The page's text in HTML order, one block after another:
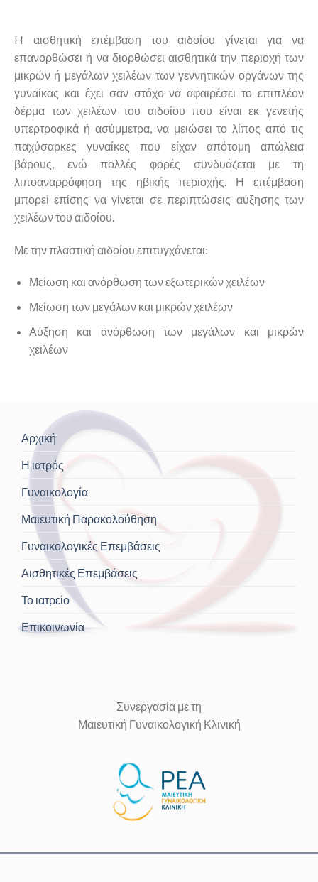
H αισθητική επέμβαση του αιδοίου γίνεται για να
επανορθώσει ή να διορθώσει αισθητικά την περιοχή των
μικρών ή μεγάλων χειλέων των γεννητικών οργάνων της
γυναίκας και έχει σαν στόχο να αφαιρέσει το επιπλέον
δέρμα των χειλέων του αιδοίου που είναι εκ γενετής
υπερτροφικά ή ασύμμετρα, να μειώσει το λίπος από τις
παχύσαρκες γυναίκες που είχαν απότομη απώλεια
βάρους, ενώ πολλές φορές συνδυάζεται με τη
λιποαναρρόφηση της ηβικής περιοχής. Η επέμβαση
μπορεί επίσης να γίνεται σε περιπτώσεις αύξησης των
χειλέων του αιδοίου.
Με την πλαστική αιδοίου επιτυγχάνεται:
Μείωση και ανόρθωση των εξωτερικών χειλέων
Μείωση των μεγάλων και μικρών χειλέων
Αύξηση και ανόρθωση των μεγάλων και μικρών
χειλέων
Αρχική
Η ιατρός
Γυναικολογία
Μαιευτική Παρακολούθηση
Γυναικολογικές Επεμβάσεις
Αισθητικές Επεμβάσεις
Το ιατρείο
Επικοινωνία
Συνεργασία με τη
Μαιευτική Γυναικολογική Κλινική